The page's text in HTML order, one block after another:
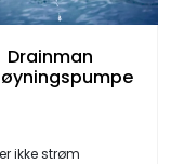
Drainman
ikke strøm